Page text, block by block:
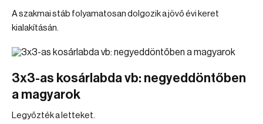
A szakmai stáb folyamatosan dolgozik a jövő évi keret
kialakításán.
3x3-as kosárlabda vb: negyeddöntőben
a magyarok
Legyőzték a letteket.